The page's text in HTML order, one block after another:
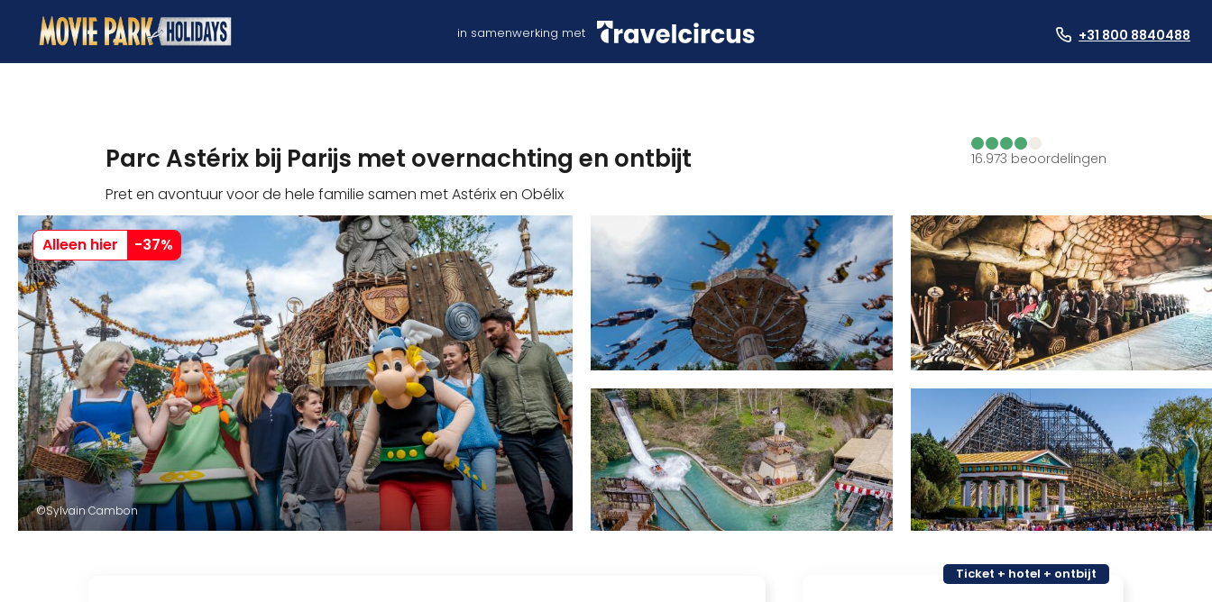
in samenwerking met +31 800 8840488
Parc Astérix bij Parijs met overnachting en ontbijt 16.973 beoordelingen
Pret en avontuur voor de hele familie samen met Astérix en Obélix
Alleen hier -37%
©Sylvain Cambon
Ticket + hotel + ontbijt